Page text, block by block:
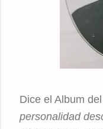
Dice el Album
personalidad